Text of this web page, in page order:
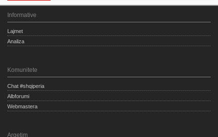
Informative
Lajmet
Analiza
Komunitete
Chat #shqiperia
Albforumi
Webmastera
Argetim